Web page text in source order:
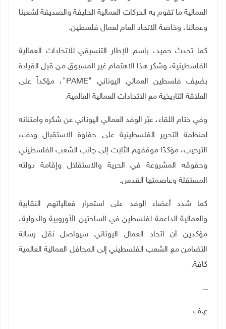
العمالية ما تقوم به الحركات العمالية الحليفة والصديقة لشعبنا
وعمالنا، وخاصة الاتحاد العام لعمال فلسطين.
كما تحدث حميد، باسم الإطار التنسيقي للاتحادات العمالية
الفلسطينية، وشكر هذا الاهتمام غير المسبوق من قبل القيادة
بضيف فلسطين العمالي اليوناني
"PAME" ، مؤكداً على
العلاقة التاريخية مع الاتحادات العمالية العالمية.
وفي ختام اللقاء، عبّر الوفد العمالي اليوناني عن شكره وامتنانه
لمنظمة التحرير الفلسطينية على حفاوة الاستقبال ودفء
الترحيب، مؤكدًا موقفهم الثابت إلى جانب الشعب الفلسطيني
وحقوقه المشروعة في الحرية والاستقلال وإقامة دولته
المستقلة وعاصمتها القدس.
كما شدد أعضاء الوفد على استمرار فعالياتهم النقابية
والعمالية الداعمة لفلسطين في الساحتين الأوروبية والدولية،
مؤكدين أن اتحاد العمال اليوناني سيواصل نقل رسالة
التضامن مع الشعب الفلسطيني إلى المحافل العمالية العالمية
كافة.
ــــ
ع.ف